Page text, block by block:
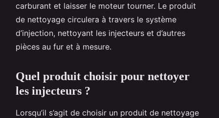
carburant et laisser le moteur tourner. Le produit
de nettoyage circulera à travers le système
d’injection, nettoyant les injecteurs et d’autres
pièces au fur et à mesure.
Quel produit choisir pour nettoyer
les injecteurs ?
Lorsqu’il s’agit de choisir un produit de nettoyage